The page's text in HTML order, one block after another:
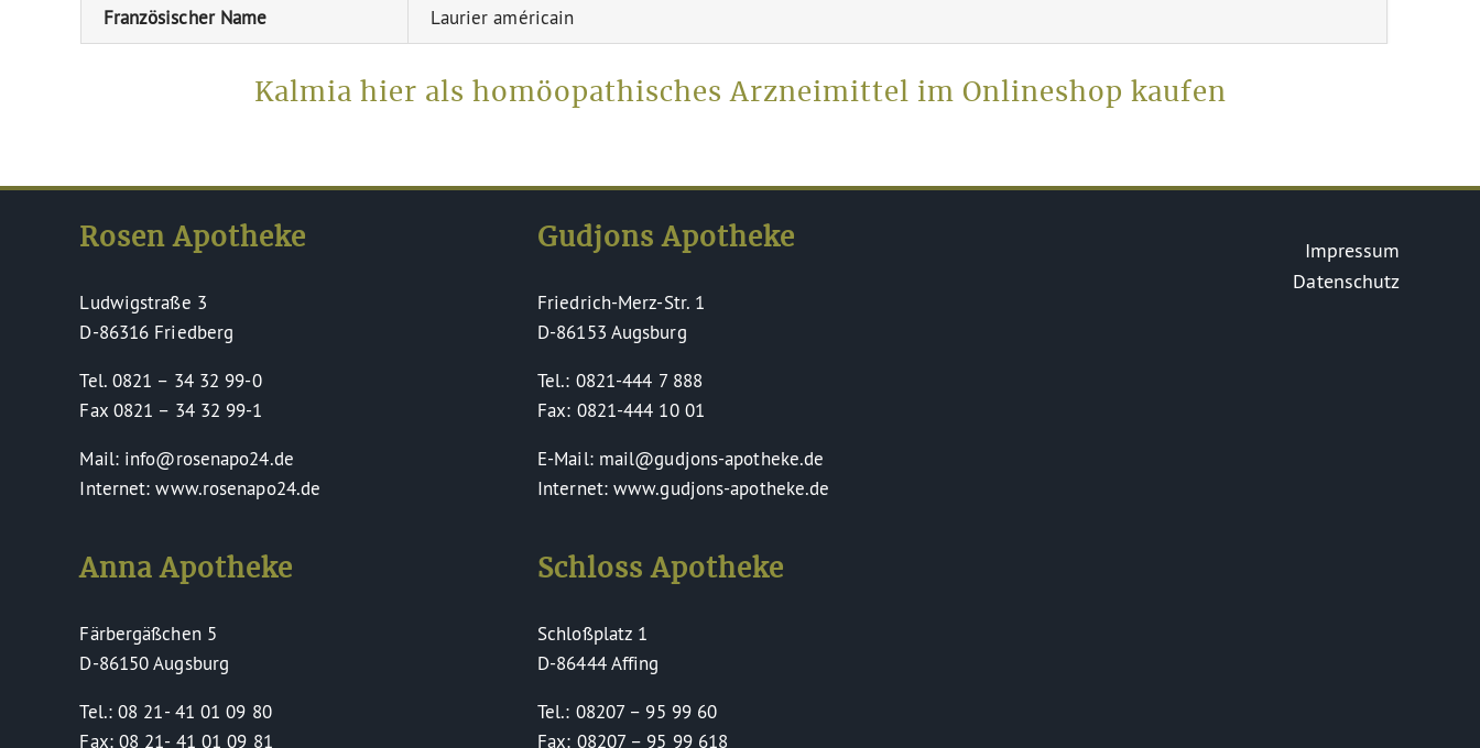
Französischer Name Laurier américain
Kalmia hier als homöopathisches Arzneimittel im Onlineshop kaufen
Rosen Apotheke
Ludwigstraße 3
D-86316 Friedberg
Tel. 0821 – 34 32 99-0
Fax 0821 – 34 32 99-1
Mail: info@rosenapo24.de
Internet: www.rosenapo24.de
Anna Apotheke
Färbergäßchen 5
D-86150 Augsburg
Tel.: 08 21- 41 01 09 80
Fax: 08 21- 41 01 09 81
Gudjons Apotheke
Friedrich-Merz-Str. 1
D-86153 Augsburg
Tel.: 0821-444 7 888
Fax: 0821-444 10 01
E-Mail: mail@gudjons-apotheke.de
Internet: www.gudjons-apotheke.de
Schloss Apotheke
Schloßplatz 1
D-86444 Affing
Tel.: 08207 – 95 99 60
Fax: 08207 – 95 99 618
Impressum
Datenschutz